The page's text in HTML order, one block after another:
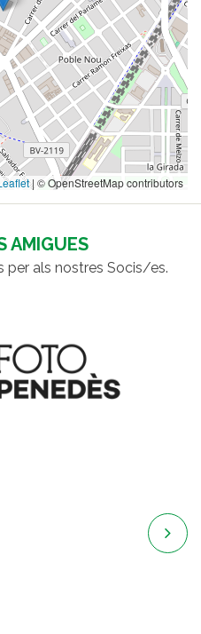
| © OpenStreetMap contributors
AMIGUES
per als nostres Socis/es.
